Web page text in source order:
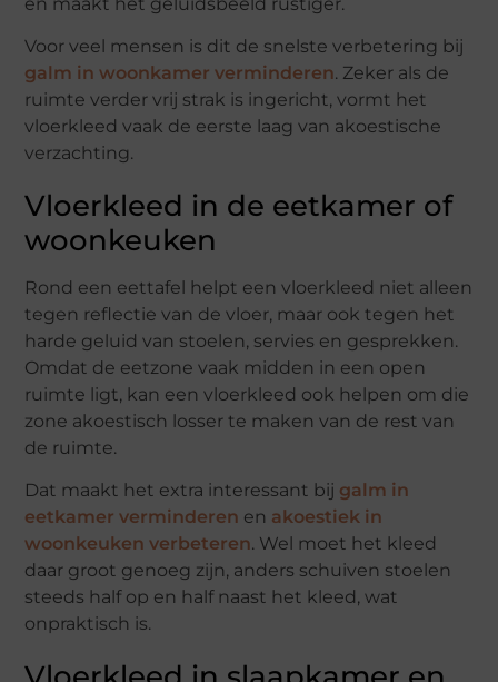
Voor veel mensen is dit de snelste verbetering bij
galm in woonkamer verminderen. Zeker als de
ruimte verder vrij strak is ingericht, vormt het
vloerkleed vaak de eerste laag van akoestische
verzachting.
Vloerkleed in de eetkamer of
woonkeuken
Rond een eettafel helpt een vloerkleed niet alleen
tegen reflectie van de vloer, maar ook tegen het
harde geluid van stoelen, servies en gesprekken.
Omdat de eetzone vaak midden in een open
ruimte ligt, kan een vloerkleed ook helpen om die
zone akoestisch losser te maken van de rest van
de ruimte.
Dat maakt het extra interessant bij galm in
eetkamer verminderen en akoestiek in
woonkeuken verbeteren. Wel moet het kleed
daar groot genoeg zijn, anders schuiven stoelen
steeds half op en half naast het kleed, wat
onpraktisch is.